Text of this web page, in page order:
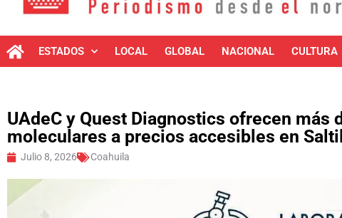
ESTADOS LOCAL GLOBAL NACIONAL CULTURA
UAdeC y Quest Diagnostics ofrecen más
moleculares a precios accesibles en
Julio 8, 2026 Coahuila